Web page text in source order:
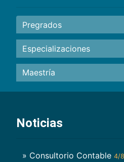
Pregrados
Especializaciones
Maestría
Noticias
» Consultorio Contable 4/